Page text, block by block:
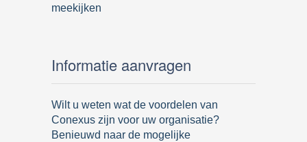
meekijken
Informatie aanvragen
Wilt u weten wat de voordelen van
Conexus zijn voor uw organisatie?
Benieuwd naar de mogelijke